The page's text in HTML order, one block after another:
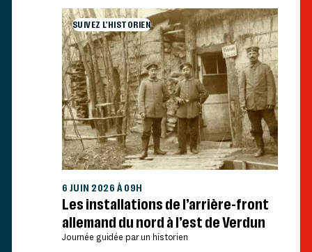
SUIVEZ L'HISTORIEN
6 JUIN 2026 À 09H
Les installations de l’arrière-front
allemand du nord à l’est de Verdun
Journée guidée par un historien